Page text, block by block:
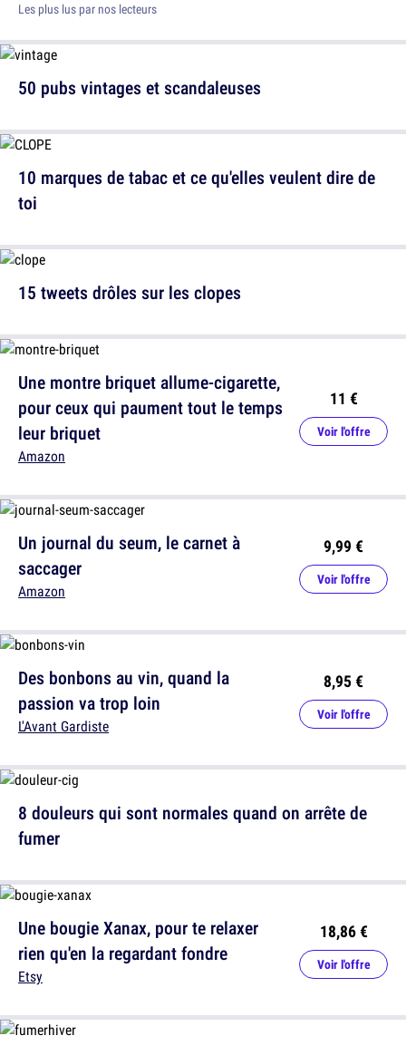
Les plus lus par nos lecteurs
50 pubs vintages et scandaleuses
15 tweets drôles sur les clopes
Un journal du seum, le carnet à
saccager
Amazon
9,99 €
Voir l'offre
8 douleurs qui sont normales quand on arrête de
fumer
10 marques de tabac et ce qu'elles veulent dire de
toi
Une montre briquet allume-cigarette,
pour ceux qui paument tout le temps
leur briquet
Amazon
11 €
Voir l'offre
Des bonbons au vin, quand la
passion va trop loin
L'Avant Gardiste
8,95 €
Voir l'offre
Une bougie Xanax, pour te relaxer
rien qu'en la regardant fondre
Etsy
18,86 €
Voir l'offre